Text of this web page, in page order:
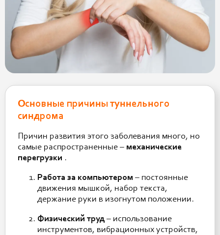
Основные причины туннельного
синдрома
Причин развития этого заболевания много, но
самые распространенные – механические
перегрузки .
Работа за компьютером – постоянные
движения мышкой, набор текста,
держание руки в изогнутом положении.
Физический труд – использование
инструментов, вибрационных устройств,